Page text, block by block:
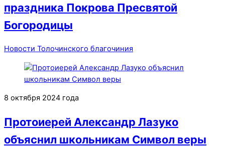
праздника Покрова Пресвятой
Богородицы
Новости Толочинского благочиния
8 октября 2024 года
Протоиерей Александр Лазуко
объяснил школьникам Символ веры